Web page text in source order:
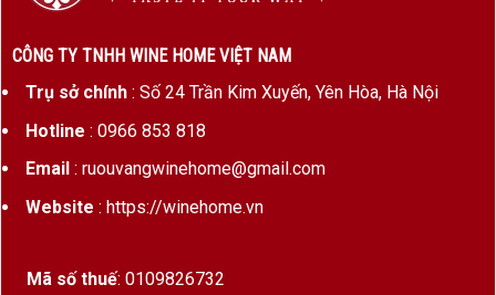
CÔNG TY TNHH WINE HOME VIỆT NAM
Trụ sở chính: Số 24 Trần Kim Xuyến, Yên Hòa, Hà Nội
Hotline : 0966 853 818
Email : ruouvangwinehome@gmail.com
Website : https://winehome.vn
Mã số thuế: 0109826732